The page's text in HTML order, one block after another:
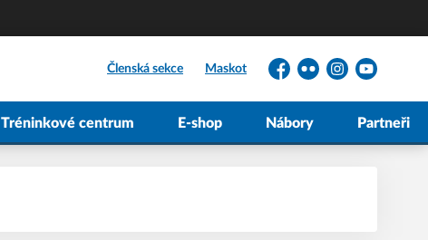
Členská sekce Maskot
Facebook
FlickrInstagramYouTube
Tréninkové centrum E-shop Nábory Partneři